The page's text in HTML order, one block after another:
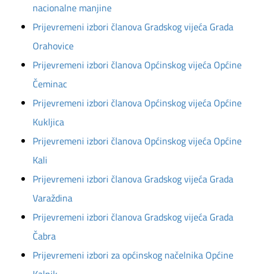
nacionalne manjine
Prijevremeni izbori članova Gradskog vijeća Grada
Orahovice
Prijevremeni izbori članova Općinskog vijeća Općine
Čeminac
Prijevremeni izbori članova Općinskog vijeća Općine
Kukljica
Prijevremeni izbori članova Općinskog vijeća Općine
Kali
Prijevremeni izbori članova Gradskog vijeća Grada
Varaždina
Prijevremeni izbori članova Gradskog vijeća Grada
Čabra
Prijevremeni izbori za općinskog načelnika Općine